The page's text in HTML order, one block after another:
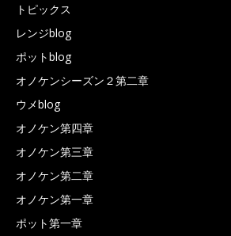
トピックス
レンジblog
ポットblog
オノケンシーズン２第二章
ウメblog
オノケン第四章
オノケン第三章
オノケン第二章
オノケン第一章
ポット第一章